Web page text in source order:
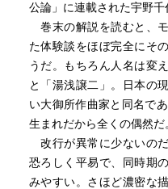
公論」に連載された宇野千
巻末の解説を読むと、
た体験談をほぼ完全にそ
うだ。もちろん人名は変
と「湯浅譲二」。日本の
い大御所作曲家と同名で
生まれだから全くの偶然だ
改行が異常に少ないの
恐ろしく平易で、同時期
みやすい。さほど濃密な